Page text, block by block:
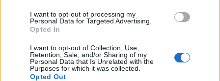
I want to opt-out of processing my
Personal Data for Targeted Advertising.
Opted In
I want to opt-out of Collection, Use,
Retention, Sale, and/or Sharing of my
Personal Data that Is Unrelated with the
Purposes for which it was collected.
Opted Out